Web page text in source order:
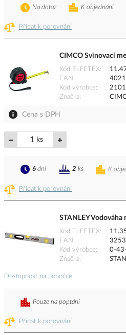
Přidat k porovnání
K objednání
Na dotaz
CIMCO Svinovací
Kód ELFETEX
EAN
Kód výrobce
Značka
Cena s DPH
ks
Přidat k porovnání
K
6 dní 2 ks
STANLEY
Kód ELFETEX
EAN
Kód výrobce
0-
Značka
Dostupnost na pobočce
Přidat k porovnání
Pouze na poptání